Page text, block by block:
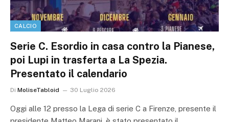
CALCIO
Serie C. Esordio in casa contro la Pianese,
poi Lupi in trasferta a La Spezia.
Presentato il calendario
Di MoliseTabloid 30 Luglio 2026
Oggi alle 12 presso la Lega di serie C a Firenze, presente il